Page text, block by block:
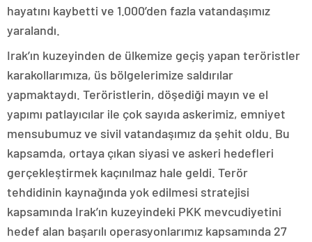
hayatını kaybetti ve 1.000’den fazla vatandaşımız
yaralandı.
Irak’ın kuzeyinden de ülkemize geçiş yapan teröristler
karakollarımıza, üs bölgelerimize saldırılar
yapmaktaydı. Teröristlerin, döşediği mayın ve el
yapımı patlayıcılar ile çok sayıda askerimiz, emniyet
mensubumuz ve sivil vatandaşımız da şehit oldu. Bu
kapsamda, ortaya çıkan siyasi ve askeri hedefleri
gerçekleştirmek kaçınılmaz hale geldi. Terör
tehdidinin kaynağında yok edilmesi stratejisi
kapsamında Irak’ın kuzeyindeki PKK mevcudiyetini
hedef alan başarılı operasyonlarımız kapsamında 27